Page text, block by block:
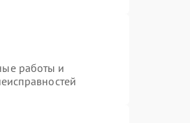
работы и